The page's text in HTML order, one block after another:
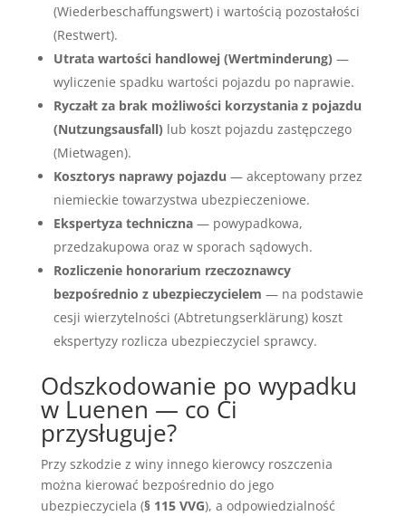
(Wiederbeschaffungswert) i wartością pozostałości
(Restwert).
Utrata wartości handlowej (Wertminderung) —
wyliczenie spadku wartości pojazdu po naprawie.
Ryczałt za brak możliwości korzystania z pojazdu
(Nutzungsausfall) lub koszt pojazdu zastępczego
(Mietwagen).
Kosztorys naprawy pojazdu — akceptowany przez
niemieckie towarzystwa ubezpieczeniowe.
Ekspertyza techniczna— powypadkowa,
przedzakupowa oraz w sporach sądowych.
Rozliczenie honorarium rzeczoznawcy
bezpośrednio z ubezpieczycielem — na podstawie
cesji wierzytelności (Abtretungserklärung) koszt
ekspertyzy rozlicza ubezpieczyciel sprawcy.
Odszkodowanie po wypadku
w Luenen — co Ci
przysługuje?
Przy szkodzie z winy innego kierowcy roszczenia
można kierować bezpośrednio do jego
ubezpieczyciela (§ 115 VVG), a odpowiedzialność